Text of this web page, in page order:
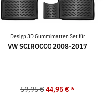
Design 3D Gummimatten Set für
VW SCIROCCO 2008-2017
59,95 € 44,95 €*